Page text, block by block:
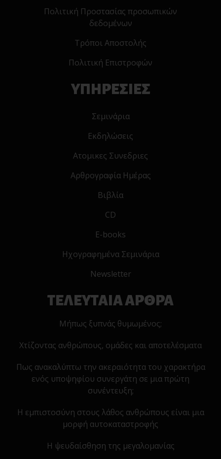
Πολιτική Προστασίας προσωπικών
δεδομένων
Τρόποι Αποστολής
Πολιτική Επιστροφών
ΥΠΗΡΕΣΙΕΣ
Σεμινάρια
Εκδηλώσεις
Ατομικες Συνεδριες
Αρθρογραφία Ημέρας
Βιβλία
CD
E-books
Ηχογραφημένα Σεμινάρια
Newsletter
ΤΕΛΕΥΤΑΙΑ ΑΡΘΡΑ
Μήπως ξυπνάς θυμωμένος;
Χτίζοντας ανθρώπους, ομάδες και αποτελέσματα
Πως ανακαλύπτω την ακεραιότητα του χαρακτήρα
ενός υποψηφίου συνεργάτη σε μια πρώτη
συνέντευξη;
Η εμπιστοσύνη στους λάθος ανθρώπους είναι μια
μορφή αυτοκαταστροφής
Η ψευδαίσθηση της μεγαλομανίας